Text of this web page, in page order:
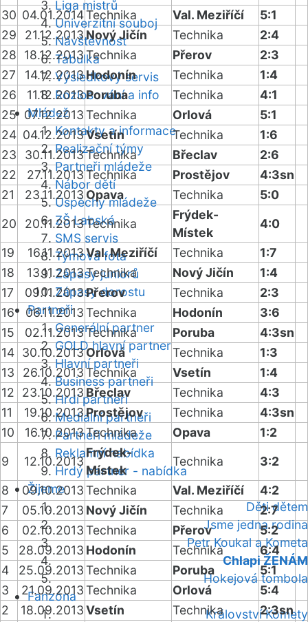
Liga mistrů
Univerzitní souboj
Návštěvnost
Tabulka
Výsledkový servis
Rozlosování a info
Mládež
Kontakty a informace
Realizační týmy
Partneři mládeže
Nábor dětí
Úspěchy mládeže
ZŠ Labská
SMS servis
Týmová fota
Zápasy juniorů
Zápasy dorostu
Partneři
Generální partner
GOLD hlavní partner
Hlavní partneři
Business partneři
Hrdí partneři
Mediální partneři
Partneři mládeže
Reklamní nabídka
Hrdý partner - nabídka
Žijeme
Děti dětem
Jsme jedna rodina
Petr Koukal a Kometa
Chlapi ŽENÁM
Hokejová tombola
Fanzóna
Království Komety
30 04.01.2014Technika Val. Meziříčí
5:1
29
21.12.2013Nový Jičín Technika
2:4
28
18.12.2013Technika Přerov
2:3
27
14.12.2013Hodonín Technika
1:4
26
11.12.2013Poruba Technika
4:1
25 07.12.2013Technika Orlová
5:1
24 04.12.2013Vsetín Technika
1:6
23
30.11.2013Technika Břeclav
2:6
22
27.11.2013Technika Prostějov
4:3sn
21
23.11.2013 Opava Technika
5:0
20
20.11.2013Technika
Frýdek-
Místek
4:0
19
16.11.2013Val. Meziříčí Technika
1:7
18
13.11.2013Technika Nový Jičín
1:4
17
09.11.2013Přerov Technika
2:3
16
06.11.2013Technika Hodonín
3:6
15
02.11.2013Technika Poruba
4:3sn
14 30.10.2013Orlová Technika
1:3
13
26.10.2013Technika Vsetín
1:4
12
23.10.2013 Břeclav Technika
4:3
11
19.10.2013Prostějov Technika
4:3sn
10
16.10.2013Technika Opava
1:2
9
12.10.2013
Frýdek-
Místek
Technika
3:2
8
09.10.2013Technika Val. Meziříčí
4:2
7
05.10.2013 Nový Jičín Technika
2:7
6
02.10.2013Technika Přerov
5:2
5
28.09.2013 Hodonín Technika
6:4
4
25.09.2013Technika Poruba
5:1
3
21.09.2013Technika Orlová
5:4
2
18.09.2013Vsetín Technika
2:3sn